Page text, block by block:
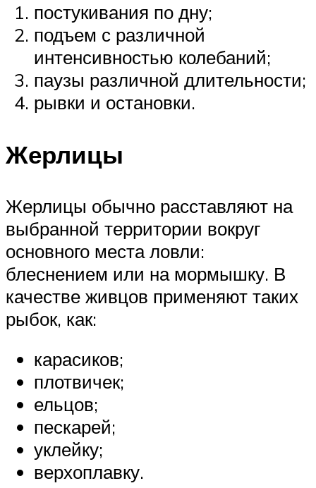
постукивания по дну;
подъем с различной
интенсивностью колебаний;
паузы различной длительности;
рывки и остановки.
Жерлицы
Жерлицы обычно расставляют на
выбранной территории вокруг
основного места ловли:
блеснением или на мормышку. В
качестве живцов применяют таких
рыбок, как:
карасиков;
плотвичек;
ельцов;
пескарей;
уклейку;
верхоплавку.